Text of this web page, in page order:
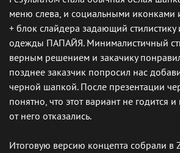
меню слева, и социальными иконками
+ блок слайдера задающий стилистику
одежды ПАПАЙЯ. Минималистичный
верным решением и закачику
позднее заказчик попросил нас
черной шапкой. После презентации
понятно, что этот вариант не годится
от него отказались.
Итоговую версию концепта собрали в